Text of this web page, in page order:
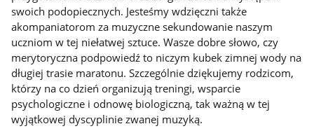
swoich podopiecznych. Jesteśmy wdzięczni także
akompaniatorom za muzyczne sekundowanie naszym
uczniom w tej niełatwej sztuce. Wasze dobre słowo, czy
merytoryczna podpowiedź to niczym kubek zimnej wody na
długiej trasie maratonu. Szczególnie dziękujemy rodzicom,
którzy na co dzień organizują treningi, wsparcie
psychologiczne i odnowę biologiczną, tak ważną w tej
wyjątkowej dyscyplinie zwanej muzyką.